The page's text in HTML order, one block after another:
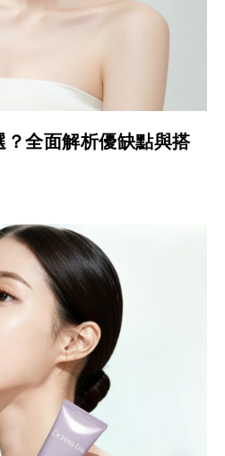
全面解析優缺點與搭